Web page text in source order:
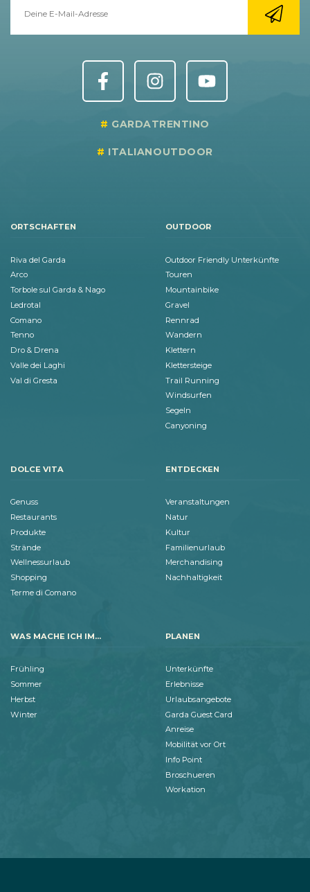
GARDATRENTINO
ITALIANOUTDOOR
ORTSCHAFTEN
Riva del Garda
Arco
Torbole sul Garda & Nago
Ledrotal
Comano
Tenno
Dro & Drena
Valle dei Laghi
Val di Gresta
OUTDOOR
Outdoor Friendly Unterkünfte
Touren
Mountainbike
Gravel
Rennrad
Wandern
Klettern
Klettersteige
Trail Running
Windsurfen
Segeln
Canyoning
DOLCE VITA
Genuss
Restaurants
Produkte
Strände
Wellnessurlaub
Shopping
Terme di Comano
ENTDECKEN
Veranstaltungen
Natur
Kultur
Familienurlaub
Merchandising
Nachhaltigkeit
WAS MACHE ICH IM...
Frühling
Sommer
Herbst
Winter
PLANEN
Unterkünfte
Erlebnisse
Urlaubsangebote
Garda Guest Card
Anreise
Mobilität vor Ort
Info Point
Broschueren
Workation